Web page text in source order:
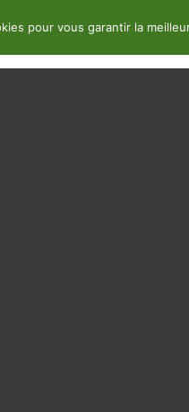
pédagogique
pour vous garantir la